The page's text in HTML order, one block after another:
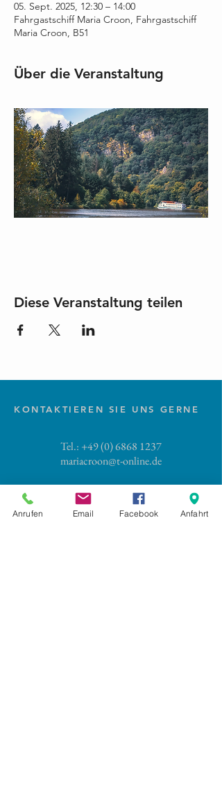
05. Sept. 2025, 12:30 – 14:00
Fahrgastschiff Maria Croon, Fahrgastschiff
Maria Croon, B51
Über die Veranstaltung
Diese Veranstaltung teilen
KONTAKTIEREN SIE UNS GERNE
Tel.: +49 (0) 6868 1237
mariacroon@t-online.de
Impressum
Datenschutz
Anrufen Email Facebook Anfahrt